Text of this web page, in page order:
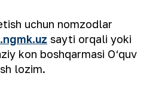
uchun nomzodlar
sayti orqali yoki
kon boshqarmasi О‘quv
lozim.